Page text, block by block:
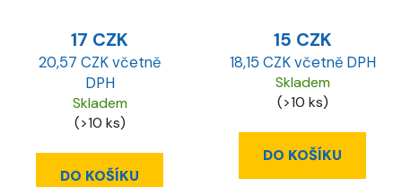
17 CZK
20,57 CZK včetně
DPH
Skladem
(>10 ks)
DO KOŠÍKU
15 CZK
18,15 CZK včetně DPH
Skladem
(>10 ks)
DO KOŠÍKU